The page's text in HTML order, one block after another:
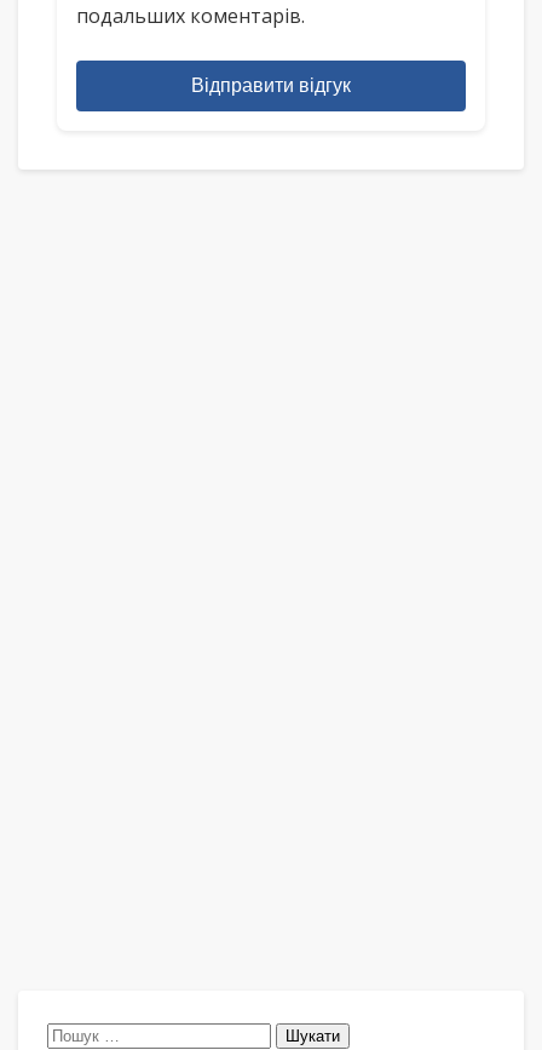
подальших коментарів.
Відправити відгук
Пошук: